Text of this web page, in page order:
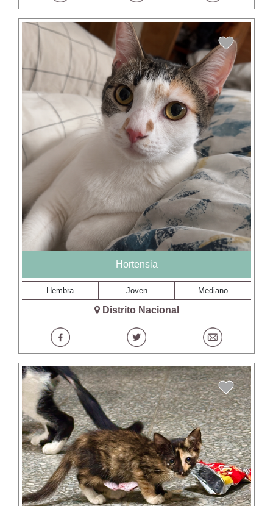
Hortensia
Hembra Joven Mediano
Distrito Nacional